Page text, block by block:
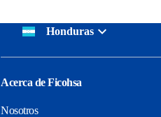
Honduras
Acerca de Ficohsa
Nosotros